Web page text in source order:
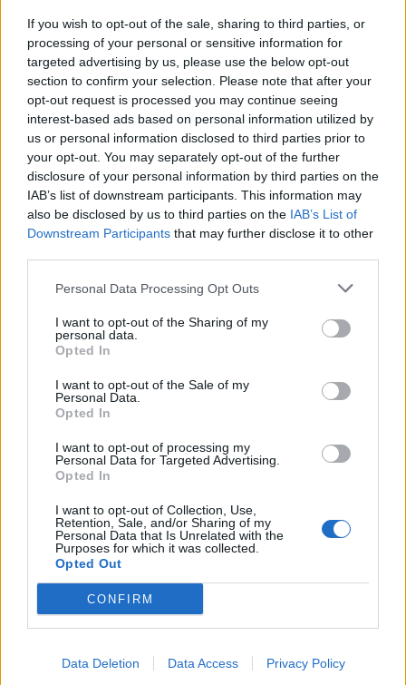
If you wish to opt-out of the sale, sharing to third parties, or
processing of your personal or sensitive information for
targeted advertising by us, please use the below opt-out
section to confirm your selection. Please note that after your
opt-out request is processed you may continue seeing
interest-based ads based on personal information utilized by
us or personal information disclosed to third parties prior to
your opt-out. You may separately opt-out of the further
disclosure of your personal information by third parties on the
IAB’s list of downstream participants. This information may
also be disclosed by us to third parties on the IAB’s List of
Downstream Participants that may further disclose it to other
Personal Data Processing Opt Outs
I want to opt-out of the Sharing of my
personal data.
Opted In
I want to opt-out of the Sale of my
Personal Data.
Opted In
I want to opt-out of processing my
Personal Data for Targeted Advertising.
Opted In
I want to opt-out of Collection, Use,
Retention, Sale, and/or Sharing of my
Personal Data that Is Unrelated with the
Purposes for which it was collected.
Opted Out
CONFIRM
Data Deletion Data Access Privacy Policy